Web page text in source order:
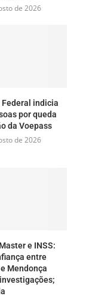
de 2026
Federal indicia
por queda
da Voepass
de 2026
e INSS:
entre
Mendonça